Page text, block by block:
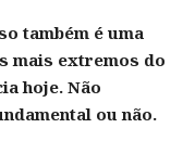
também é uma
mais extremos do
hoje. Não
ou não.